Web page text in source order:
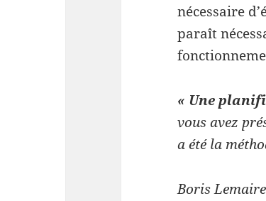
nécessaire
paraît
« Une
vous avez
a été la
Boris